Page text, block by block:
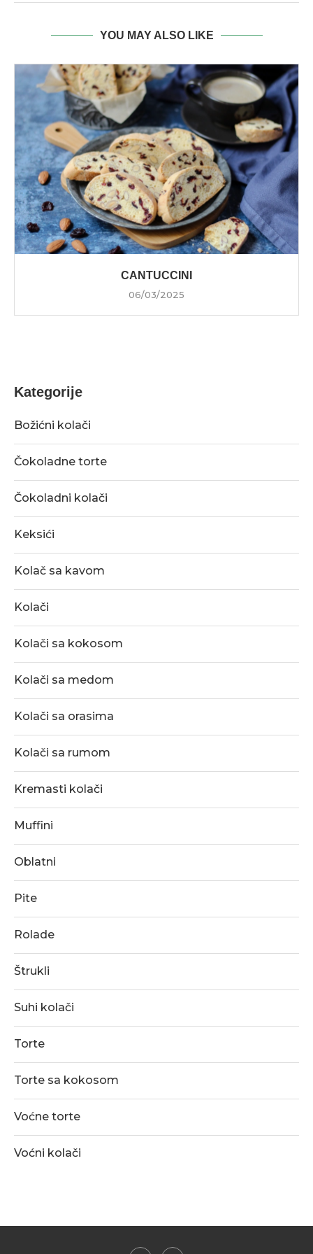
YOU MAY ALSO LIKE
CANTUCCINI
06/03/2025
Kategorije
Božićni kolači
Čokoladne torte
Čokoladni kolači
Keksići
Kolač sa kavom
Kolači
Kolači sa kokosom
Kolači sa medom
Kolači sa orasima
Kolači sa rumom
Kremasti kolači
Muffini
Oblatni
Pite
Rolade
Štrukli
Suhi kolači
Torte
Torte sa kokosom
Voćne torte
Voćni kolači